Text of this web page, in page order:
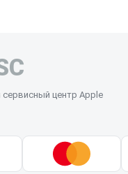
сервисный центр Apple